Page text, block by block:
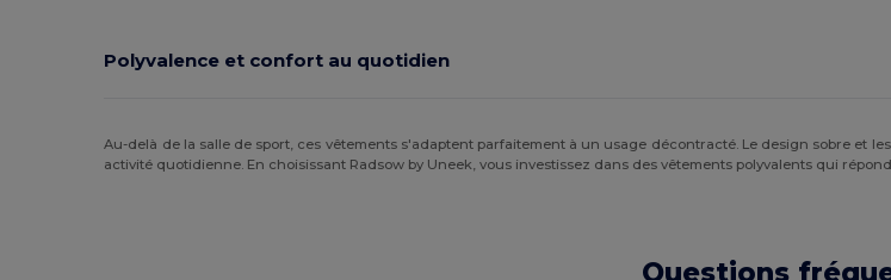
Roly Sport (55)
RYWAN (1)
Polyvalence et confort au quotidien
Au-delà de la salle de sport, ces vêtements s'adaptent parfaitement à un usage décontracté. Le design sobre et
activité quotidienne. En choisissant Radsow by Uneek, vous investissez dans des vêtements polyvalents qui
Questions